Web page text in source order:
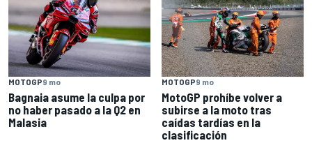
MOTOGP9 mo
Bagnaia asume la culpa por
no haber pasado a la Q2 en
Malasia
MOTOGP9 mo
MotoGP prohíbe volver a
subirse a la moto tras
caídas tardías en la
clasificación